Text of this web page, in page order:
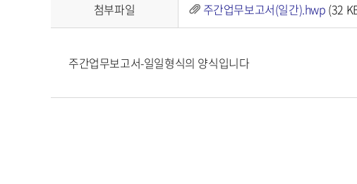
첨부파일 주간업무보고서(일간).hwp (32
주간업무보고서-일일형식의 양식입니다